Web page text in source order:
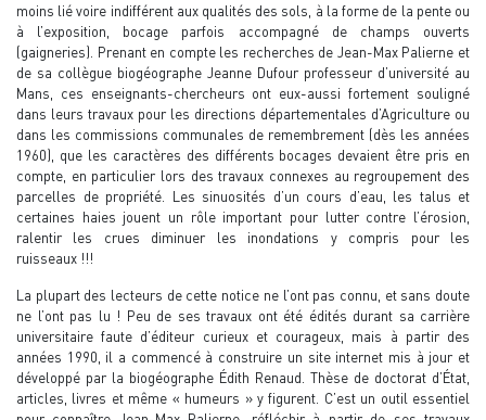
moins lié voire indifférent aux qualités des sols, à la forme de la pente ou
à l’exposition, bocage parfois accompagné de champs ouverts
(gaigneries). Prenant en compte les recherches de Jean-Max Palierne et
de sa collègue biogéographe Jeanne Dufour professeur d’université au
Mans, ces enseignants-chercheurs ont eux-aussi fortement souligné
dans leurs travaux pour les directions départementales d’Agriculture ou
dans les commissions communales de remembrement (dès les années
1960), que les caractères des différents bocages devaient être pris en
compte, en particulier lors des travaux connexes au regroupement des
parcelles de propriété. Les sinuosités d’un cours d’eau, les talus et
certaines haies jouent un rôle important pour lutter contre l’érosion,
ralentir les crues diminuer les inondations y compris pour les
ruisseaux !!!
La plupart des lecteurs de cette notice ne l’ont pas connu, et sans doute
ne l’ont pas lu ! Peu de ses travaux ont été édités durant sa carrière
universitaire faute d’éditeur curieux et courageux, mais à partir des
années 1990, il a commencé à construire un site internet mis à jour et
développé par la biogéographe Édith Renaud. Thèse de doctorat d’État,
articles, livres et même « humeurs » y figurent. C’est un outil essentiel